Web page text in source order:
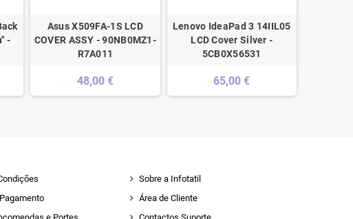
-
Asus X509FA-1S LCD
COVER ASSY - 90NB0MZ1-
R7A011
48,00 €
Lenovo IdeaPad 3 14IIL05
LCD Cover Silver -
5CB0X56531
65,00 €
Sobre a Infotatil
Área de Cliente